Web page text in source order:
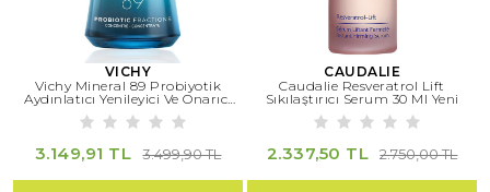
VICHY
Vichy Mineral 89 Probiyotik
Aydınlatıcı Yenileyici Ve Onarıcı
Serum 30 Ml
3.149,91 TL 3.499,90 TL
CAUDALIE
Caudalie Resveratrol Lift
Sıkılaştırıcı Serum 30 Ml Yeni
2.337,50 TL 2.750,00 TL